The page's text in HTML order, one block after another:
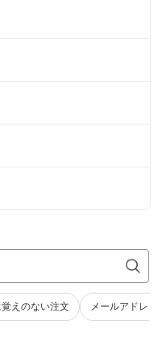
えのない注文 メールアドレス